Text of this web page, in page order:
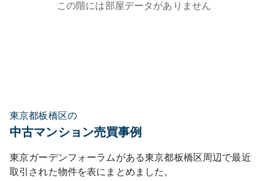
この階には部屋データがありません
東京都板橋区の
中古マンション売買事例
東京ガーデンフォーラム がある東京都板橋区周辺で最近
取引された物件を表にまとめました。